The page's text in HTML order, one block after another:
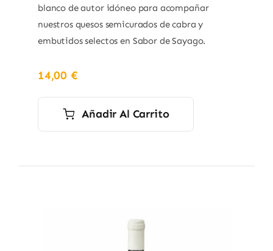
blanco de autor idóneo para acompañar
nuestros quesos semicurados de cabra y
embutidos selectos en Sabor de Sayago.
14,00 €
Añadir Al Carrito